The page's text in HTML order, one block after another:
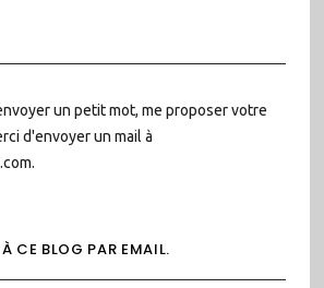
un petit mot, me proposer votre
d'envoyer un mail à
CE BLOG PAR EMAIL.